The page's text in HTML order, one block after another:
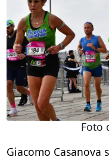
Foto
Giacomo Casanova